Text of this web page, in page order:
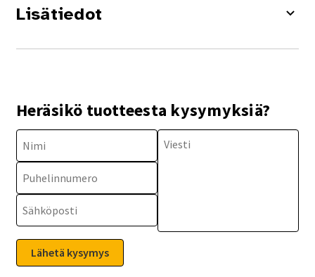
Lisätiedot
Heräsikö tuotteesta kysymyksiä?